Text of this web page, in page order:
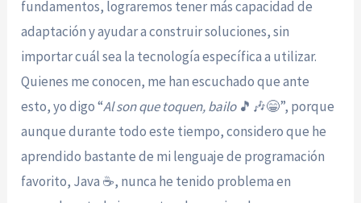
fundamentos, lograremos tener más capacidad de
adaptación y ayudar a construir soluciones, sin
importar cuál sea la tecnología específica a utilizar.
Quienes me conocen, me han escuchado que ante
esto, yo digo “Al son que toquen, bailo🎵🎶😁”, porque
aunque durante todo este tiempo, considero que he
aprendido bastante de mi lenguaje de programación
favorito, Java ☕, nunca he tenido problema en